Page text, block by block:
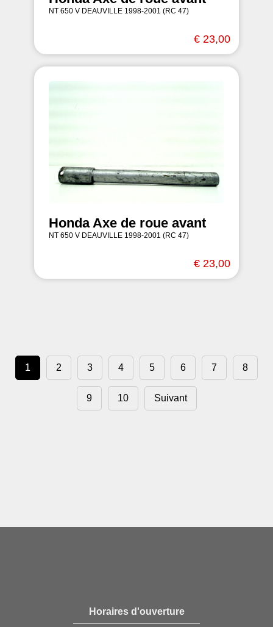
NT 650 V DEAUVILLE 1998-2001 (RC 47)
€ 23,00
Honda Axe de roue avant
NT 650 V DEAUVILLE 1998-2001 (RC 47)
€ 23,00
1 2 3 4 5 6 7 8
9 10 Suivant
Horaires d'ouverture